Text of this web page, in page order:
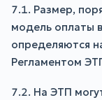
7.1. Размер,
модель оплаты
определяются
Регламентом
7.2. На ЭТП